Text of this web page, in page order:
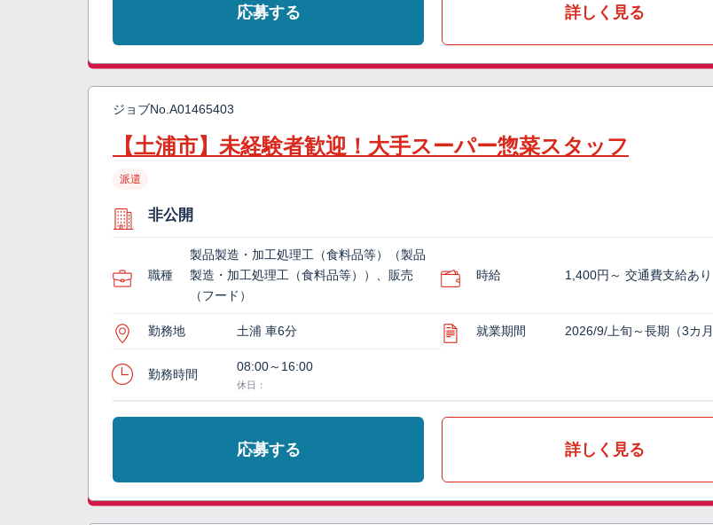
応募する 詳しく見る
ジョブNo. A01465403
【土浦市】未経験者歓迎！大手スーパー惣菜スタッフ
派遣
非公開
職種
製品製造・加工処理工（食料品等）（製品
製造・加工処理工（食料品等））、販売
（フード）
時給 1,400円～ 交通費支給あり
勤務地 土浦 車6分 就業期間 2026/9/上旬～長期（3カ月
勤務時間
08:00～16:00
休日：
応募する 詳しく見る